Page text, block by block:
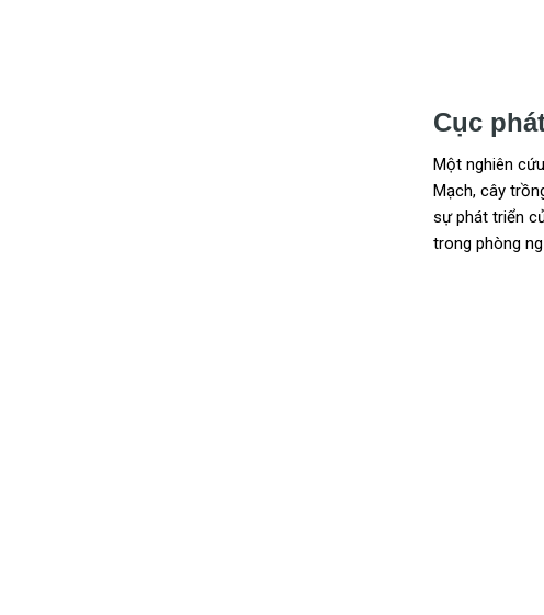
Cục
Một nghiên
Mạch, cây
sự phát triển
trong phòng